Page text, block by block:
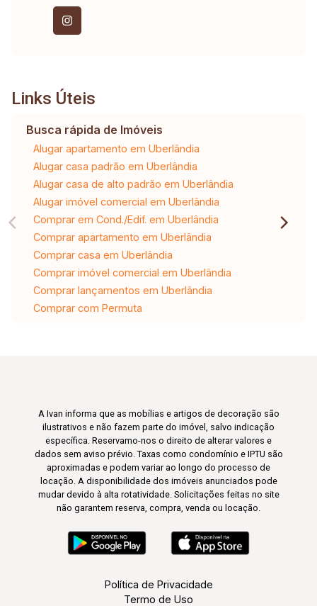
Links Úteis
Busca rápida de Imóveis
Alugar apartamento em Uberlândia
Alugar casa padrão em Uberlândia
Alugar casa de alto padrão em Uberlândia
Alugar imóvel comercial em Uberlândia
Comprar em Cond./Edif. em Uberlândia
Comprar apartamento em Uberlândia
Comprar casa em Uberlândia
Comprar imóvel comercial em Uberlândia
Comprar lançamentos em Uberlândia
Comprar com Permuta
A Ivan informa que as mobílias e artigos de decoração são
ilustrativos e não fazem parte do imóvel, salvo indicação
específica. Reservamo-nos o direito de alterar valores e
dados sem aviso prévio. Taxas como condomínio e IPTU são
aproximadas e podem variar ao longo do processo de
locação. A disponibilidade dos imóveis anunciados pode
mudar devido à alta rotatividade. Solicitações feitas no site
não garantem reserva, compra, venda ou locação.
Política de Privacidade
Termo de Uso